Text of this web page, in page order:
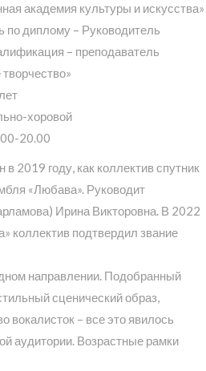
академия культуры и искусства»
по диплому – Руководитель
– преподаватель
хоровой
20.00
2019 году, как коллектив спутник
«Любава». Руководит
Ирина Викторовна. В 2022
коллектив подтвердил звание
направлении. Подобранный
сценический образ,
вокалисток – все это явилось
аудитории. Возрастные рамки